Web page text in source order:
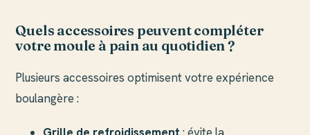
Quels accessoires peuvent compléter
votre moule à pain au quotidien ?
Plusieurs accessoires optimisent votre expérience
boulangère :